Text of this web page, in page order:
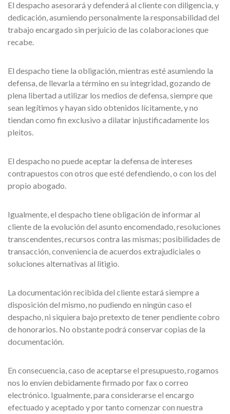
El despacho asesorará y defenderá al cliente con diligencia, y
dedicación, asumiendo personalmente la responsabilidad del
trabajo encargado sin perjuicio de las colaboraciones que
recabe.
El despacho tiene la obligación, mientras esté asumiendo la
defensa, de llevarla a término en su integridad, gozando de
plena libertad a utilizar los medios de defensa, siempre que
sean legítimos y hayan sido obtenidos lícitamente, y no
tiendan como fin exclusivo a dilatar injustificadamente los
pleitos.
El despacho no puede aceptar la defensa de intereses
contrapuestos con otros que esté defendiendo, o con los del
propio abogado.
Igualmente, el despacho tiene obligación de informar al
cliente de la evolución del asunto encomendado, resoluciones
transcendentes, recursos contra las mismas; posibilidades de
transacción, conveniencia de acuerdos extrajudiciales o
soluciones alternativas al litigio.
La documentación recibida del cliente estará siempre a
disposición del mismo, no pudiendo en ningún caso el
despacho, ni siquiera bajo pretexto de tener pendiente cobro
de honorarios. No obstante podrá conservar copias de la
documentación.
En consecuencia, caso de aceptarse el presupuesto, rogamos
nos lo envíen debidamente firmado por fax o correo
electrónico. Igualmente, para considerarse el encargo
efectuado y aceptado y por tanto comenzar con nuestra